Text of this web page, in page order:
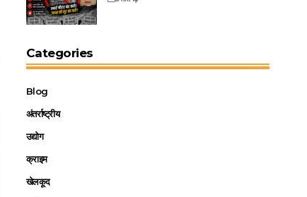
Categories
Blog
अंतर्राष्ट्रीय
उद्योग
क्राइम
खेलकूद